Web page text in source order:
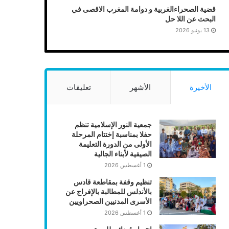
قضية الصحراءالغربية و دوامة المغرب الاقصى في
البحث عن اللا حل
13 يونيو 2026
الأخيرة الأشهر تعليقات
جمعية النور الإسلامية تنظم
حفلا بمناسبة إختتام المرحلة
الأولى من الدورة التعليمة
الصيفية لأبناء الجالية
1 أغسطس 2026
تنظيم وقفة بمقاطعة قادس
بالأندلس للمطالبة بالإفراج عن
الأسرى المدنيين الصحراويين
1 أغسطس 2026